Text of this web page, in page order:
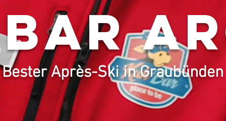
Bester Après-Ski in Graubünden